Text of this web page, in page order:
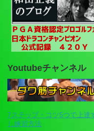
Youtubeチャンネル
7ステップ・コツ5つで上達
し練習方法